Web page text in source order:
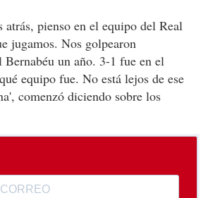
atrás, pienso en el equipo del Real
jugamos. Nos golpearon
Bernabéu un año. 3-1 fue en el
equipo fue. No está lejos de ese
comenzó diciendo sobre los